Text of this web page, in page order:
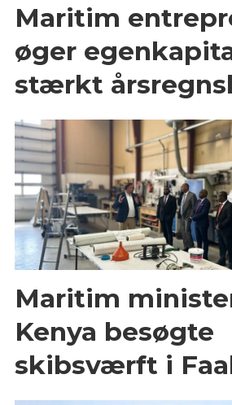
Maritim
øger
stærkt
Maritim
Kenya besøgte
skibsværft i